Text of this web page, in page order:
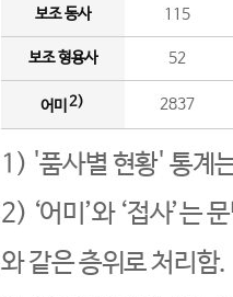
보조 동사 115
보조 형용사 52
어미 2) 2837
1) '품사별 현황' 통계
2) ‘어미’와 ‘접사’는
와 같은 층위로 처리함.